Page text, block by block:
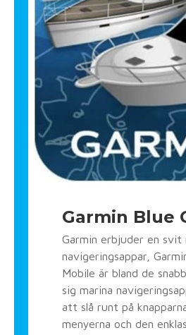
Garmin Blue
Garmin erbjuder en svit
navigeringsappar,
Mobile är bland de
sig marina
att slå runt på
menyerna och den